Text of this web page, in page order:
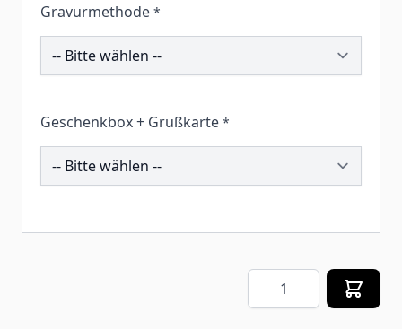
Gravurmethode *
202162
Geschenkbox + Grußkarte *
259337
Menge